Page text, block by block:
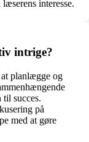
interesse.
intrige?
planlægge og
succes.
på
med at gøre